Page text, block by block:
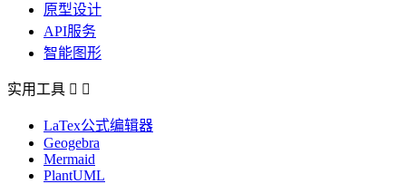
原型设计
API服务
智能图形
实用工具  
LaTex公式编辑器
Geogebra
Mermaid
PlantUML